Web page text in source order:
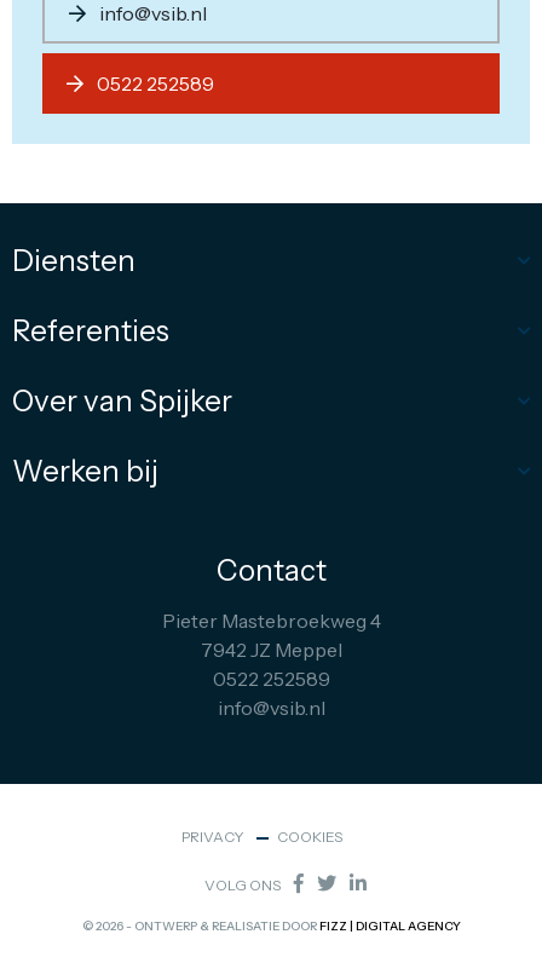
info@vsib.nl
0522 252589
Diensten
Referenties
Over van Spijker
Werken bij
Contact
Pieter Mastebroekweg 4
7942 JZ Meppel
0522 252589
info@vsib.nl
© 2026 - ONTWERP & REALISATIE DOORFIZZ | DIGITAL AGENCY
PRIVACY COOKIES
VOLG ONS